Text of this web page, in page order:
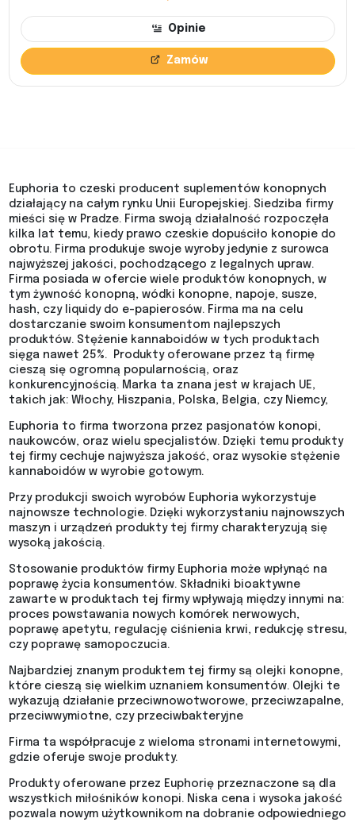
Opinie
Zamów
Euphoria to czeski producent suplementów konopnych
działający na całym rynku Unii Europejskiej. Siedziba firmy
mieści się w Pradze. Firma swoją działalność rozpoczęła
kilka lat temu, kiedy prawo czeskie dopuściło konopie do
obrotu. Firma produkuje swoje wyroby jedynie z surowca
najwyższej jakości, pochodzącego z legalnych upraw.
Firma posiada w ofercie wiele produktów konopnych, w
tym żywność konopną, wódki konopne, napoje, susze,
hash, czy liquidy do e-papierosów. Firma ma na celu
dostarczanie swoim konsumentom najlepszych
produktów. Stężenie kannaboidów w tych produktach
sięga nawet 25%. Produkty oferowane przez tą firmę
cieszą się ogromną popularnością, oraz
konkurencyjnością. Marka ta znana jest w krajach UE,
takich jak: Włochy, Hiszpania, Polska, Belgia, czy Niemcy,
Euphoria to firma tworzona przez pasjonatów konopi,
naukowców, oraz wielu specjalistów. Dzięki temu produkty
tej firmy cechuje najwyższa jakość, oraz wysokie stężenie
kannaboidów w wyrobie gotowym.
Przy produkcji swoich wyrobów Euphoria wykorzystuje
najnowsze technologie. Dzięki wykorzystaniu najnowszych
maszyn i urządzeń produkty tej firmy charakteryzują się
wysoką jakością.
Stosowanie produktów firmy Euphoria może wpłynąć na
poprawę życia konsumentów. Składniki bioaktywne
zawarte w produktach tej firmy wpływają między innymi na:
proces powstawania nowych komórek nerwowych,
poprawę apetytu, regulację ciśnienia krwi, redukcję stresu,
czy poprawę samopoczucia.
Najbardziej znanym produktem tej firmy są olejki konopne,
które cieszą się wielkim uznaniem konsumentów. Olejki te
wykazują działanie przeciwnowotworowe, przeciwzapalne,
przeciwwymiotne, czy przeciwbakteryjne
Firma ta współpracuje z wieloma stronami internetowymi,
gdzie oferuje swoje produkty.
Produkty oferowane przez Euphorię przeznaczone są dla
wszystkich miłośników konopi. Niska cena i wysoka jakość
pozwala nowym użytkownikom na dobranie odpowiedniego